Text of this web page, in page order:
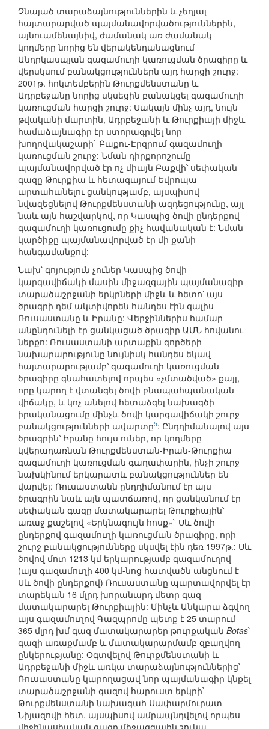
Չնայած տարաձայնություններին և չեղյալ
հայտարարված պայմանավորվածություններին,
այնուամենայնիվ, ժամանակ առ ժամանակ
կողմերը նորից են վերակենդանացնում
Անդրկասպյան գազամուղի կառուցման ծրագիրը և
վերսկսում բանակցություններն այդ հարցի շուրջ:
2001թ. հոկտեմբերին Թուրքմենստանը և
Ադրբեջանը նորից սկսեցին բանակցել գազամուղի
կառուցման հարցի շուրջ: Սակայն մինչ այդ, նույն
թվականի մարտին, Ադրբեջանի և Թուրքիայի միջև
համաձայնագիր էր ստորագրվել նոր
խողովակաշարի` Բաքու-Էրզրում գազամուղի
կառուցման շուրջ: Նման դիրքորոշումը
պայմանավորված էր ոչ միայն Բաքվի՝ սեփական
գազը Թուրքիա և հետագայում Եվրոպա
արտահանելու ցանկությամբ, այսպիսով
նվազեցնելով Թուրքմենստանի ազդեցությունը, այլ
նաև այն հաշվարկով, որ Կասպից ծովի ընդերքով
գազամուղի կառուցումը քիչ հավանական է: Նման
կարծիքը պայմանավորված էր մի քանի
հանգամանքով:
Նախ՝ գոյություն չուներ Կասպից ծովի
կարգավիճակի մասին միջազգային պայմանագիր
տարածաշրջանի երկրների միջև և հետո՝ այս
ծրագրի դեմ ակտիվորեն հանդես էին գալիս
Ռուսաստանը և Իրանը: Վերջիններիս համար
անընդունելի էր ցանկացած ծրագիր ԱՄՆ հովանու
ներքո: Ռուսաստանի արտաքին գործերի
նախարարությունը նույնիսկ հանդես եկավ
հայտարարությամբ՝ գազամուղի կառուցման
ծրագիրը գնահատելով որպես «չմտածված» քայլ,
որը կարող է վտանգել ծովի բնապահպանական
վիճակը, և կոչ անելով հետաձգել նախագծի
իրականացումը մինչև ծովի կարգավիճակի շուրջ
բանակցությունների ավարտը5: Ընդդիմանալով այս
ծրագրին՝ Իրանը հույս ուներ, որ կողմերը
կվերադառնան Թուրքմենստան-Իրան-Թուրքիա
գազամուղի կառուցման գաղափարին, ինչի շուրջ
նախկինում երկարատև բանակցություններ են
վարվել: Ռուսաստանն ընդդիմանում էր այս
ծրագրին նաև այն պատճառով, որ ցանկանում էր
սեփական գազը մատակարարել Թուրքիային՝
առաջ քաշելով «Երկնագույն հոսք»` Սև ծովի
ընդերքով գազամուղի կառուցման ծրագիրը, որի
շուրջ բանակցությունները սկսվել էին դեռ 1997թ.: Սև
ծովով մոտ 1213 կմ երկարությամբ գազամուղով
(այս գազամուղի 400 կմ-նոց հատվածն անցնում է
Սև ծովի ընդերքով) Ռուսաստանը պարտավորվել էր
տարեկան 16 մլրդ խորանարդ մետր գազ
մատակարարել Թուրքիային: Մինչև Անկարա ձգվող
այս գազամուղով Գազպրոմը պետք է 25 տարում
365 մլրդ խմ գազ մատակարարեր թուրքական Botas`
գազի առաքմամբ և մատակարարմամբ զբաղվող
ընկերությանը: Օգտվելով Թուրքմենստանի և
Ադրբեջանի միջև առկա տարաձայնություններից՝
Ռուսաստանը կարողացավ նոր պայմանագիր կնքել
տարածաշրջանի գազով հարուստ երկրի`
Թուրքմենստանի նախագահ Սափարմուրատ
Նիյազովի հետ, այսպիսով ամրապնդվելով որպես